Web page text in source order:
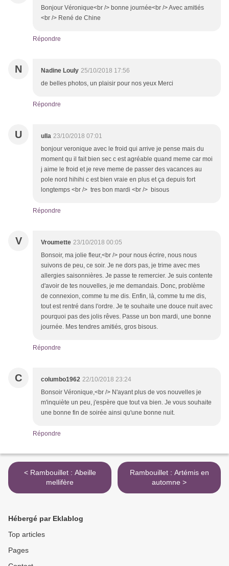
Bonjour Véronique<br /> bonne journée<br /> Avec amitiés
<br /> René de Chine
Répondre
N Nadine Louly 25/10/2018 17:56
de belles photos, un plaisir pour nos yeux Merci
Répondre
U ulla 23/10/2018 07:01
bonjour veronique avec le froid qui arrive je pense mais du
moment qu il fait bien sec c est agréable quand meme car moi
j aime le froid et je reve meme de passer des vacances au
pole nord hihihi c est bien vraie en plus et ça depuis fort
longtemps <br /> tres bon mardi <br /> bisous
Répondre
V Vroumette 23/10/2018 00:05
Bonsoir, ma jolie fleur,<br /> pour nous écrire, nous nous
suivons de peu, ce soir. Je ne dors pas, je trime avec mes
allergies saisonnières. Je passe te remercier. Je suis contente
d'avoir de tes nouvelles, je me demandais. Donc, problème
de connexion, comme tu me dis. Enfin, là, comme tu me dis,
tout est rentré dans l'ordre. Je te souhaite une douce nuit avec
pourquoi pas des jolis rêves. Passe un bon mardi, une bonne
journée. Mes tendres amitiés, gros bisous.
Répondre
C columbo1962 22/10/2018 23:24
Bonsoir Véronique,<br /> N'ayant plus de vos nouvelles je
m'inquiète un peu, j'espère que tout va bien. Je vous souhaite
une bonne fin de soirée ainsi qu'une bonne nuit.
Répondre
< Rambouillet : Abeille
mellifère
Rambouillet : Artémis en
automne >
Hébergé par Eklablog
Top articles
Pages